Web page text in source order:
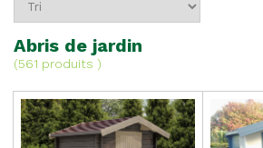
Abris de jardin
(561 produits )